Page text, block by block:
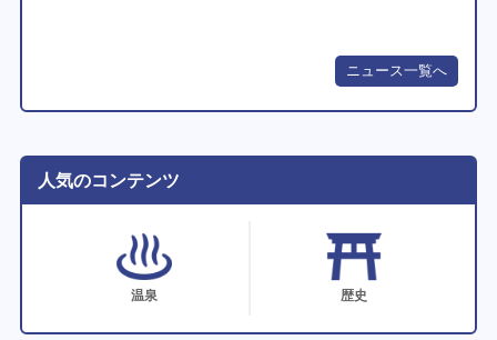
ニュース一覧へ
人気のコンテンツ
温泉 歴史